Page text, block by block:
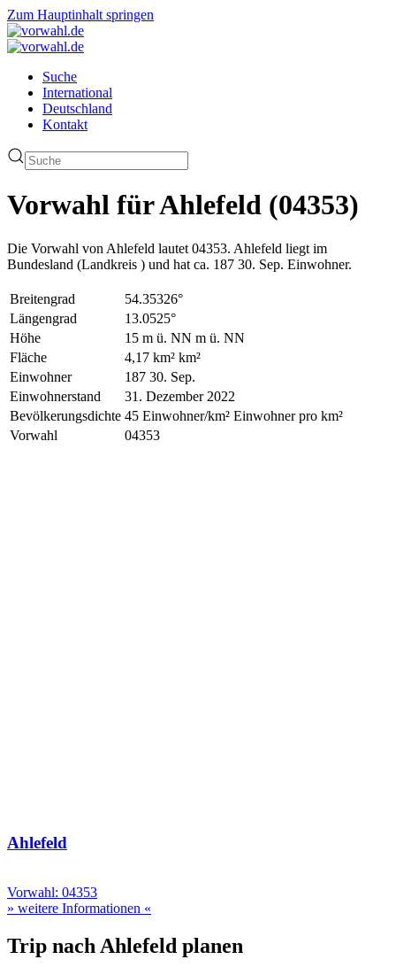
Zum Hauptinhalt springen
Suche
International
Deutschland
Kontakt
Vorwahl für Ahlefeld (04353)
Die Vorwahl von Ahlefeld lautet 04353. Ahlefeld liegt im
Bundesland (Landkreis ) und hat ca. 187 30. Sep. Einwohner.
Breitengrad
54.35326°
Längengrad
13.0525°
Höhe
15 m ü. NN m ü. NN
Fläche
4,17 km² km²
Einwohner
187 30. Sep.
Einwohnerstand
31. Dezember 2022
Bevölkerungsdichte 45 Einwohner/km² Einwohner pro km²
Vorwahl
04353
Ahlefeld
Vorwahl: 04353
» weitere Informationen «
Trip nach Ahlefeld planen